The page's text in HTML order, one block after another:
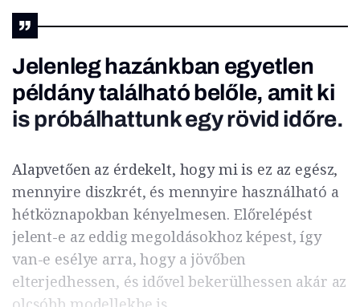
Jelenleg hazánkban egyetlen
példány található belőle, amit ki
is próbálhattunk egy rövid időre.
Alapvetően az érdekelt, hogy mi is ez az egész,
mennyire diszkrét, és mennyire használható a
hétköznapokban kényelmesen. Előrelépést
jelent-e az eddig megoldásokhoz képest, így
van-e esélye arra, hogy a jövőben
elterjedhessen, és idővel bekerülhessen akár az